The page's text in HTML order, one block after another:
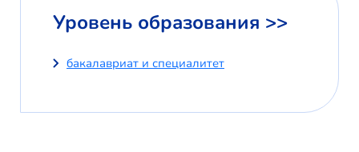
Уровень образования >>
бакалавриат и специалитет